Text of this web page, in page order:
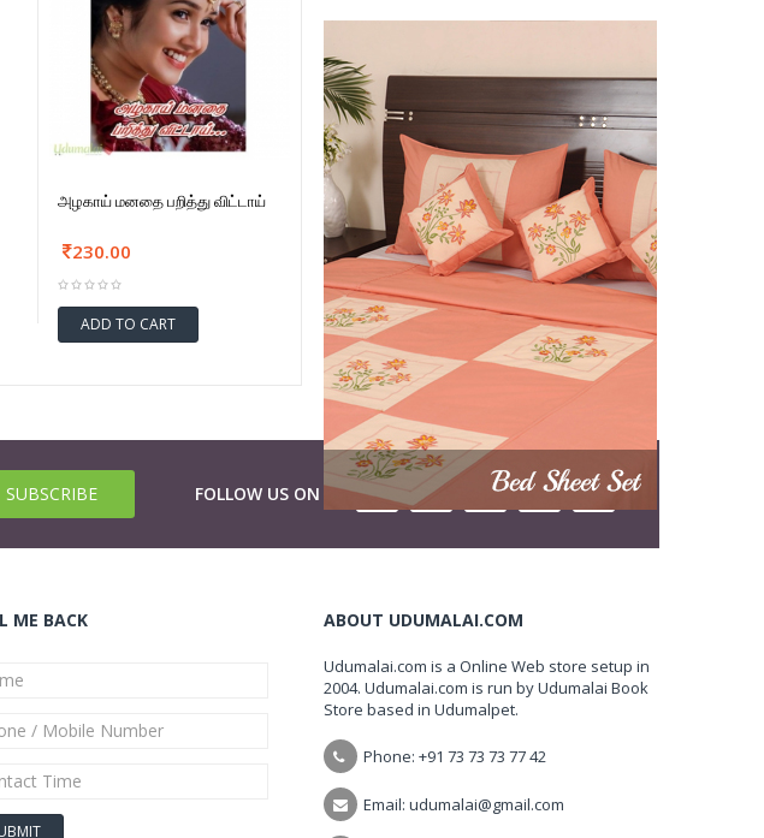
அழகாய் மனதை பறித்து விட்டாய்
230.00
ADD TO CART
FOLLOW US ON
ME BACK ABOUT UDUMALAI.COM
Udumalai.com is a Online Web store setup in
2004. Udumalai.com is run by Udumalai Book
Store based in Udumalpet.
Phone: +91 73 73 73 77 42
Email: udumalai@gmail.com